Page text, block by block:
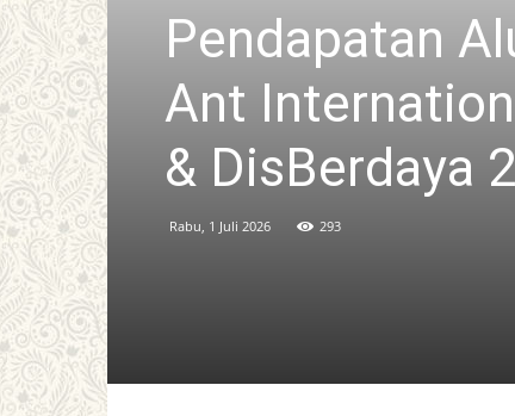
Pendapatan
Ant
& DisBerdaya
Rabu, 1 Juli 2026 293